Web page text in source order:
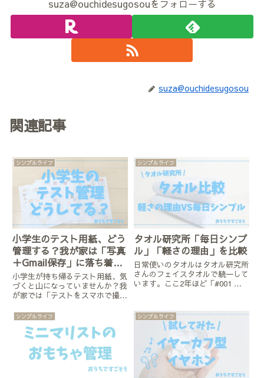
suza@ouchidesugosouをフォローする
suza@ouchidesugosou
関連記事
シンプルライフ
小学生のテスト用紙、どう
管理する？我が家は「写真
＋Gmail保存」に落ち着き
ました
小学生が持ち帰るテスト用紙、気
づくと山になっていませんか？我
が家では「テストをスマホで撮影
で簡単に管理しています。プリン
ト整理に悩んでいる方におすすめ
のシンプルな方法を紹介します。
シンプルライフ
タオル研究所「毎日シンプ
ル」「軽さの理由」を比較
日常使いのタオルはタオル研究所
さんのフェイスタオルで統一して
います。ここ2年ほど「#001 毎
ーバースペックかなという気持ち
も出てきました。・家族のうち私
以外3人が男→短髪で風呂上...
シンプルライフ シンプルライフ